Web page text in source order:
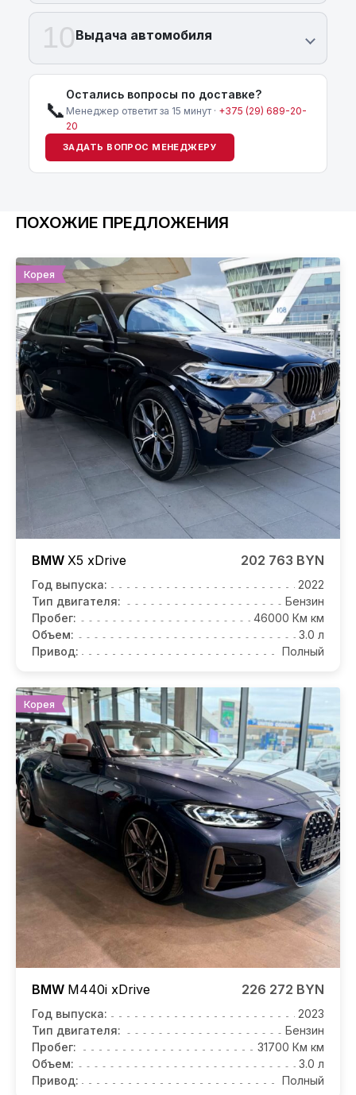
10Выдача автомобиля
📞
Остались вопросы по доставке?
Менеджер ответит за 15 минут · +375 (29) 689-20-
20
ЗАДАТЬ ВОПРОС МЕНЕДЖЕРУ
ПОХОЖИЕ ПРЕДЛОЖЕНИЯ
Корея
BMW X5 xDrive 202 763 BYN
Год выпуска:
2022
Тип двигателя:
Бензин
Пробег:
46000 Км км
Объем:
3.0 л
Привод:
Полный
Корея
BMW M440i xDrive 226 272 BYN
Год выпуска:
2023
Тип двигателя:
Бензин
Пробег:
31700 Км км
Объем:
3.0 л
Привод:
Полный